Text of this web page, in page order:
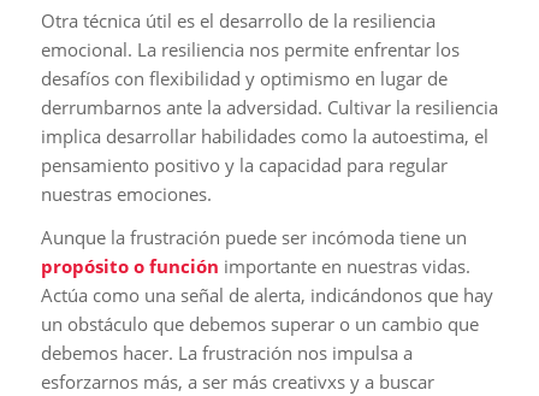
Otra técnica útil es el desarrollo de la resiliencia
emocional. La resiliencia nos permite enfrentar los
desafíos con flexibilidad y optimismo en lugar de
derrumbarnos ante la adversidad. Cultivar la resiliencia
implica desarrollar habilidades como la autoestima, el
pensamiento positivo y la capacidad para regular
nuestras emociones.
Aunque la frustración puede ser incómoda tiene un
propósito o función importante en nuestras vidas.
Actúa como una señal de alerta, indicándonos que hay
un obstáculo que debemos superar o un cambio que
debemos hacer. La frustración nos impulsa a
esforzarnos más, a ser más creativxs y a buscar